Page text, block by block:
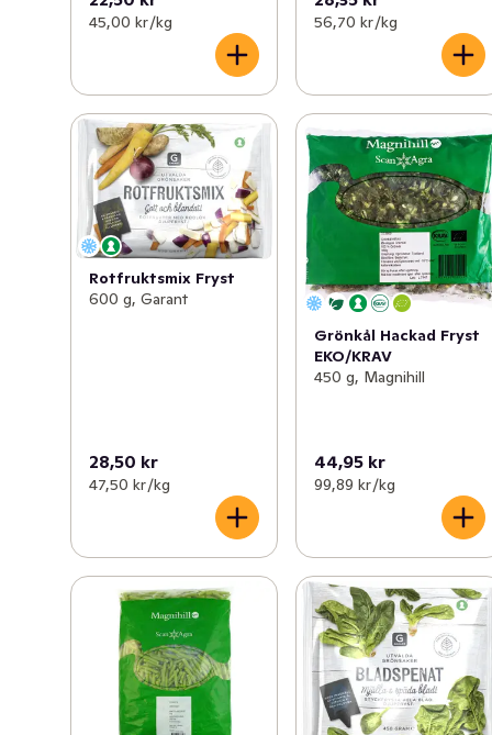
45,00 kr /kg 56,70 kr /kg
Rotfruktsmix Fryst
600 g, Garant
28,50 kr
47,50 kr /kg
Grönkål Hackad Fryst
EKO/KRAV
450 g, Magnihill
44,95 kr
99,89 kr /kg